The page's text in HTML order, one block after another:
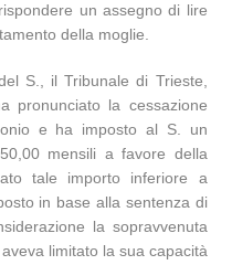
un assegno di lire
della moglie.
S., il Tribunale di Trieste,
pronunciato la cessazione
e ha imposto al S. un
mensili a favore della
tale importo inferiore a
in base alla sentenza di
la sopravvenuta
limitato la sua capacità